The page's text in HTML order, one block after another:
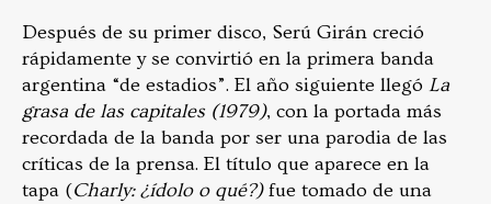
Después de su primer disco, Serú Girán creció
rápidamente y se convirtió en la primera banda
argentina “de estadios”. El año siguiente llegó La
grasa de las capitales (1979), con la portada más
recordada de la banda por ser una parodia de las
críticas de la prensa. El título que aparece en la
tapa (Charly: ¿ídolo o qué?)fue tomado de una